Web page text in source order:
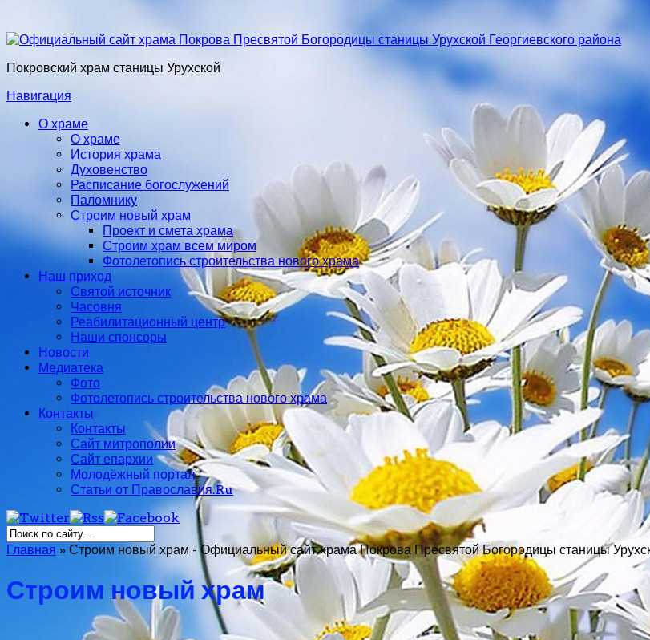
Покровский храм станицы Урухской
Навигация
О храме
О храме
История храма
Духовенство
Расписание богослужений
Паломнику
Строим новый храм
Проект и смета храма
Строим храм всем миром
Фотолетопись строительства нового храма
Наш приход
Святой источник
Часовня
Реабилитационный центр
Наши спонсоры
Новости
Медиатека
Фото
Фотолетопись строительства нового храма
Контакты
Контакты
Сайт митрополии
Сайт епархии
Молодёжный портал
Статьи от Православия.Ru
Главная » Строим новый храм - Официальный сайт храма Покрова Пресвятой Богородицы станицы
Строим новый храм